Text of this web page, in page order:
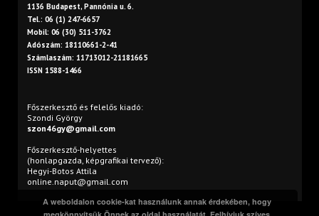
1136 Budapest, Pannónia u. 6.
Tel.: 06 (1) 247-6657
Mobil: 06 (30) 511-3762
Adószám: 18110661-2-41
Számlaszám: 11713012-21181665
ISSN 1588-1466
Főszerkesztő és felelős kiadó:
Szondi György
szon46gy@gmail.com
Főszerkesztő-helyettes
(honlapgazda, képgrafikai tervező):
Hegyi-Botos Attila
online.naput@gmail.com
A weboldalon cookie-kat használunk annak érdekében, hogy